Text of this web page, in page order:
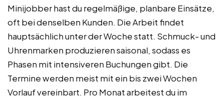
Minijobber hast du regelmäßige, planbare Einsätze,
oft bei denselben Kunden. Die Arbeit findet
hauptsächlich unter der Woche statt. Schmuck- und
Uhrenmarken produzieren saisonal, sodass es
Phasen mit intensiveren Buchungen gibt. Die
Termine werden meist mit ein bis zwei Wochen
Vorlauf vereinbart. Pro Monat arbeitest du im